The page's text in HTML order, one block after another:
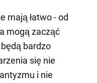
mają łatwo - od
mogą zacząć
bardzo
się nie
i nie